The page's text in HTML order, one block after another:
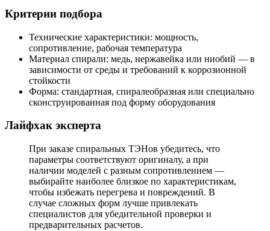
Критерии подбора
Технические характеристики: мощность,
сопротивление, рабочая температура
Материал спирали: медь, нержавейка или ниобий — в
зависимости от среды и требований к коррозионной
стойкости
Форма: стандартная, спиралеобразная или специально
сконструированная под форму оборудования
Лайфхак эксперта
При заказе спиральных ТЭНов убедитесь, что
параметры соответствуют оригиналу, а при
наличии моделей с разным сопротивлением —
выбирайте наиболее близкое по характеристикам,
чтобы избежать перегрева и повреждений. В
случае сложных форм лучше привлекать
специалистов для убедительной проверки и
предварительных расчетов.